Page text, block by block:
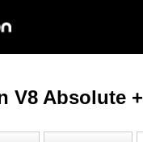
V8 Absolute +